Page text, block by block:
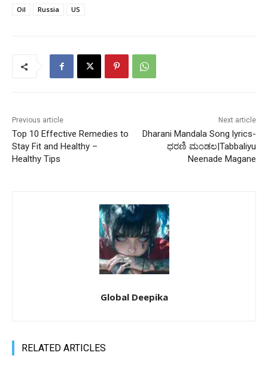
Oil
Russia US
Previous article
Top 10 Effective Remedies to
Stay Fit and Healthy –
Healthy Tips
Next article
Dharani Mandala Song lyrics-
ಧರಣಿ ಮಂಡಲ|Tabbaliyu
Neenade Magane
Global Deepika
RELATED ARTICLES